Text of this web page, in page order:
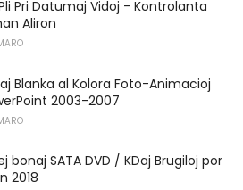
Pri Datumaj Vidoj - Kontrolanta
Aliron
Blanka al Kolora Foto-Animacioj
2003-2007
bonaj SATA DVD / KDaj Brugiloj por
2018